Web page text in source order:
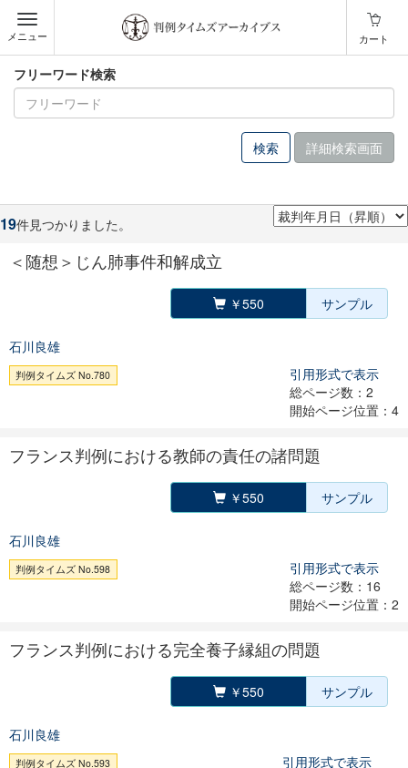
メニュー カート
フリーワード検索
詳細検索画面
19件見つかりました。
＜随想＞じん肺事件和解成立
￥550 サンプル
石川良雄
判例タイムズ No.780
引用形式で表示
総ページ数：2
開始ページ位置：4
フランス判例における教師の責任の諸問題
￥550 サンプル
石川良雄
判例タイムズ No.598
引用形式で表示
総ページ数：16
開始ページ位置：2
フランス判例における完全養子縁組の問題
￥550 サンプル
石川良雄
判例タイムズ No.593
引用形式で表示